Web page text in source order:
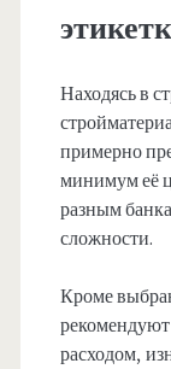
Находясь в
примерно
минимум её
разным
сложности.
Кроме
рекомендуют
расходом,